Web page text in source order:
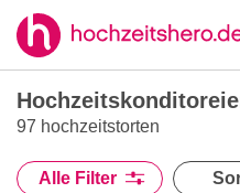
97 hochzeitstorten
Alle Filter